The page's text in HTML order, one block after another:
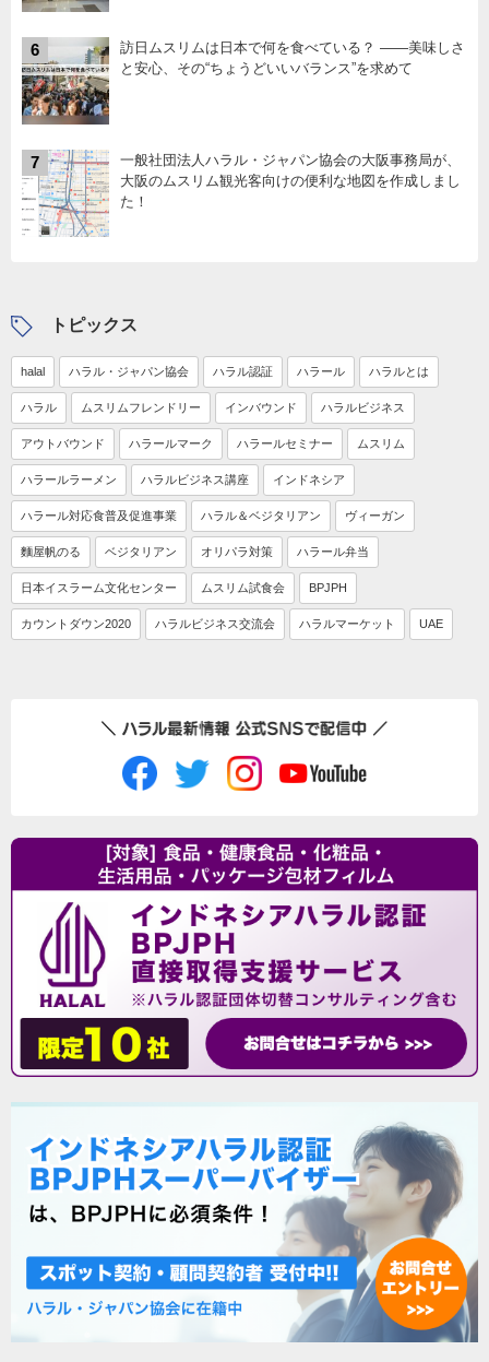
6
訪日ムスリムは日本で何を食べている？ ――美味しさ
と安心、その“ちょうどいいバランス”を求めて
7
一般社団法人ハラル・ジャパン協会の大阪事務局が、
大阪のムスリム観光客向けの便利な地図を作成しまし
た！
トピックス
halal ハラル・ジャパン協会 ハラル認証 ハラール ハラルとは
ハラル ムスリムフレンドリー インバウンド ハラルビジネス
アウトバウンド ハラールマーク ハラールセミナー ムスリム
ハラールラーメン ハラルビジネス講座 インドネシア
ハラール対応食普及促進事業 ハラル＆ベジタリアン ヴィーガン
麵屋帆のる ベジタリアン オリパラ対策 ハラール弁当
日本イスラーム文化センター ムスリム試食会 BPJPH
カウントダウン2020 ハラルビジネス交流会 ハラルマーケット UAE